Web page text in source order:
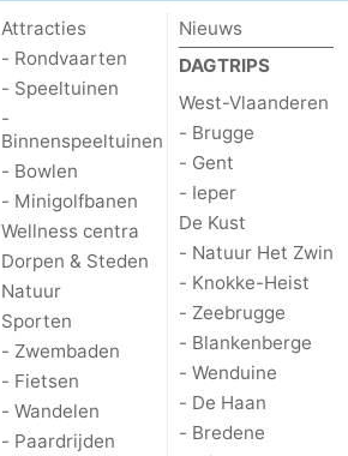
Attracties
- Rondvaarten
- Speeltuinen
-
Binnenspeeltuinen
- Bowlen
- Minigolfbanen
Wellness centra
Dorpen & Steden
Natuur
Sporten
- Zwembaden
- Fietsen
- Wandelen
- Paardrijden
Nieuws
DAGTRIPS
West-Vlaanderen
- Brugge
- Gent
- Ieper
De Kust
- Natuur Het Zwin
- Knokke-Heist
- Zeebrugge
- Blankenberge
- Wenduine
- De Haan
- Bredene